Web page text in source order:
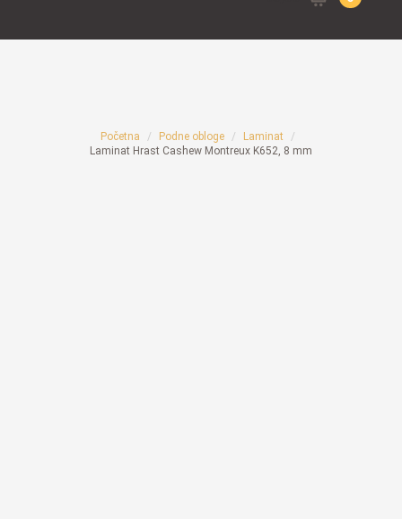
Početna Podne obloge
Laminat
Laminat Hrast Cashew Montreux K652, 8 mm